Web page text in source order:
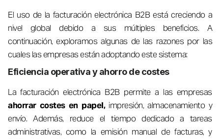
El uso de la facturación electrónica B2B está creciendo a
nivel global debido a sus múltiples beneficios. A
continuación, exploramos algunas de las razones por las
cuales las empresas están adoptando este sistema:
Eficiencia operativa y ahorro de costes
La facturación electrónica B2B permite a las empresas
ahorrar costes en papel,impresión, almacenamiento y
envío. Además, reduce el tiempo dedicado a tareas
administrativas, como la emisión manual de facturas, y